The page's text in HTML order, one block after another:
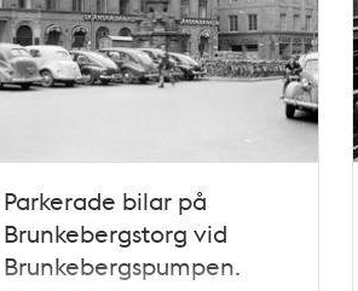
Parkerade bilar på
Brunkebergstorg vid
Brunkebergspumpen.